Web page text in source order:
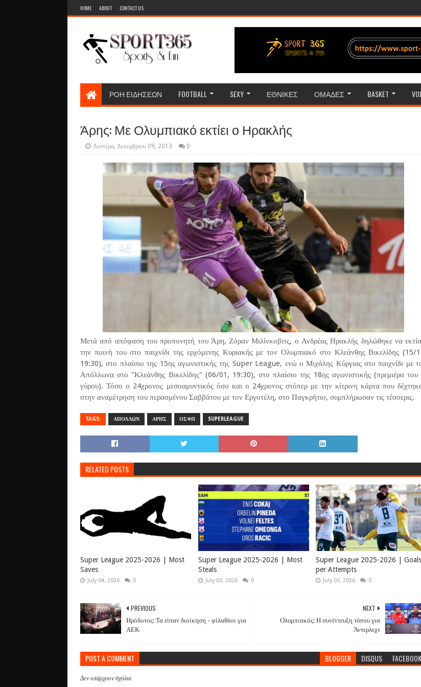
HOME ABOUT CONTACT US
ΡΟΗ ΕΙΔΗΣΕΩΝ FOOTBALL SEXY ΕΘΝΙΚΕΣ ΟΜΑΔΕΣ BASKET
Άρης: Με Ολυμπιακό εκτίει ο Ηρακλής
Δευτέρα, Δεκεμβρίου 09, 2013 0
Μετά από απόφαση του προπονητή του Άρη, Ζόραν Μιλίνκοβιτς, ο Ανδρέας Ηρακλής δηλώθηκε να
την ποινή του στο παιχνίδι της ερχόμενης Κυριακής με τον Ολυμπιακό στο Κλεάνθης Βικελίδης (15/
19:30), στο πλαίσιο της 15ης αγωνιστικής της Super League, ενώ ο Μιχάλης Κύργιας στο παιχνίδι με
Απόλλωνα στο "Κλεάνθης Βικελίδης" (06/01, 19:30), στο πλαίσιο της 18ης αγωνιστικής (πρεμιέρα του
γύρου). Τόσο ο 24χρονος μεσοαμυντικός όσο και ο 24χρονος στόπερ με την κίτρινη κάρτα που
στην αναμέτρηση του περασμένου Σαββάτου με τον Εργοτέλη, στο Παγκρήτιο, συμπλήρωσαν τις τέσσερις.
TAGS: ΑΠΟΛΛΩΝ ΑΡΗΣ ΟΣΦΠ SUPERLEAGUE
RELATED POSTS
Super League 2025-2026 | Most
Saves
July 04, 2026 0
Super League 2025-2026 | Most
Steals
July 03, 2026 0
Super League 2025-2026 | Goals
per Attempts
July 03, 2026 0
NEXT
Ολυμπιακός: Η συνέντευξη τύπου για
Άντερλεχτ
PREVIOUS
Ηρόδοτος: Τα είπαν διοίκηση - φίλαθλοι για
ΑΕΚ
POST A COMMENT BLOGGER DISQUS FACEBOOK
Δεν υπάρχουν σχόλια